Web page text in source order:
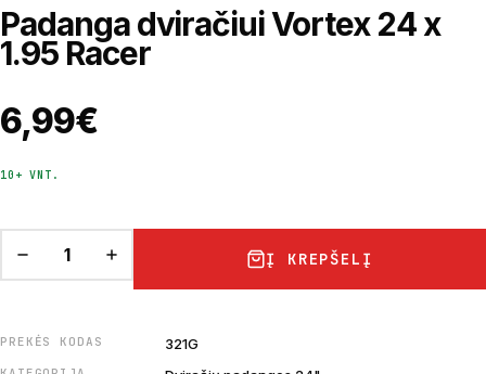
Padanga dviračiui Vortex 24 x
1.95 Racer
6,99€
10+ VNT.
Į KREPŠELĮ
PREKĖS KODAS 321G